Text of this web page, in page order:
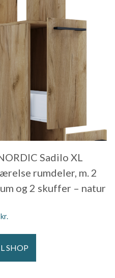
Sadilo XL
rumdeler, m. 2
og 2 skuffer – natur
kr.
SHOP